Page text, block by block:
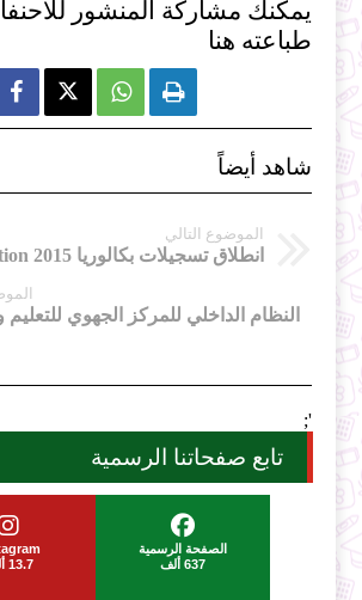
يمكنك مشاركة المنشور
طباعته هنا
  
شاهد أيضاً
الموضوع التالي
انطلاق تسجيلات بكالوريا bac inscription 2015
';
تابع صفحاتنا الرسمية
الصفحة الرسمية
637 ألف
13.7 ألف